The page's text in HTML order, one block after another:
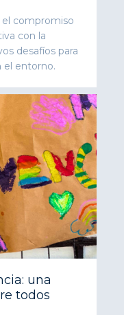
compromiso
con la
desafíos para
entorno.
una
todos